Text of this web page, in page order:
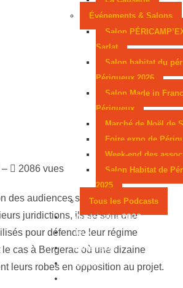
Événements & Salons
Salon
Sarlat
Salon habitat du
Périgueux 2026
Salon Made in
Périgueux
Marché de Noël de
Foire expo de
Week-end des
Salon Habitat de
2025
Tous les Podcasts
Municipales 2026
Jeux
Partenaires
Emploi
– 2086 vues
des audiences solennelles de
juridictions, ils se sont une
pour défendre leur régime
le cas à Bergerac où une dizaine
leurs robes en opposition au projet.